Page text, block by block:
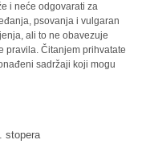
i neće odgovarati za
psovanja i vulgaran
ali to ne obavezuje
pravila. Čitanjem prihvatate
sadržaji koji mogu
stopera